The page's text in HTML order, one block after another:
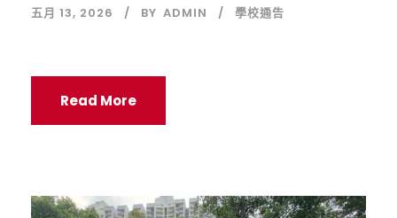
五月 13, 2026 BY ADMIN 學校通告
Read More